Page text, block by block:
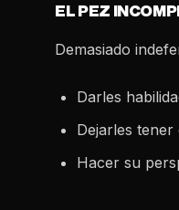
EL PEZ
Demasiado
Darles
Dejarles tener
Hacer su